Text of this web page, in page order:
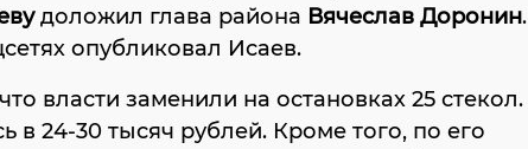
доложил глава района Вячеслав Доронин.
опубликовал Исаев.
власти заменили на остановках 25 стекол.
в 24-30 тысяч рублей. Кроме того, по его